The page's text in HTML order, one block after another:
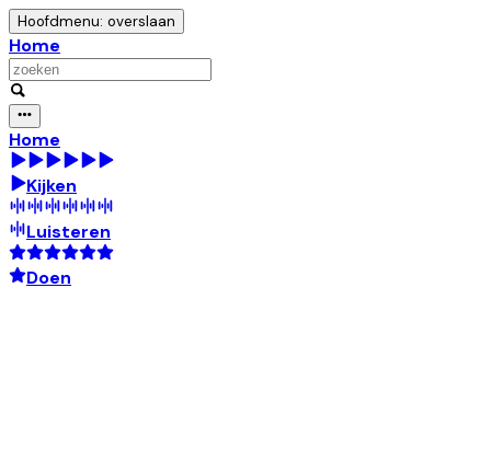
Hoofdmenu: overslaan
Home
Home
Kijken
Luisteren
Doen